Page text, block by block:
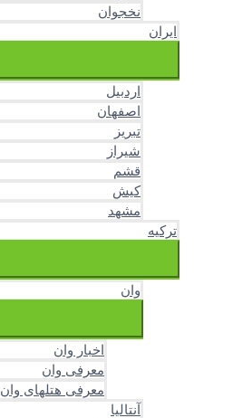
نخجوان
ایران
اردبیل
اصفهان
تبریز
شیراز
قشم
کیش
مشهد
ترکیه
وان
اخبار وان
معرفی وان
معرفی هتلهای وان
آنتالیا